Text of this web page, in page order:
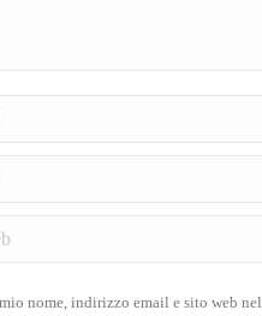
nome, indirizzo email e sito web